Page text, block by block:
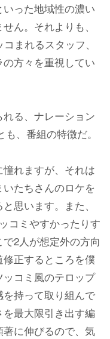
った地域性の濃い
ん。それよりも、
まれるスタッフ、
方々を重視してい
る、ナレーション
、番組の特徴だ。
憧れますが、それは
たちさんのロケを
思います。また、
コミやすかったりす
2人が想定外の方向
正するところを僕
コミ風のテロップ
持って取り組んで
最大限引き出す編
に伸びるので、気